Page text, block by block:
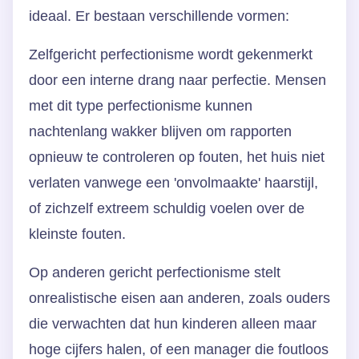
ideaal. Er bestaan verschillende vormen:
Zelfgericht perfectionisme wordt gekenmerkt
door een interne drang naar perfectie. Mensen
met dit type perfectionisme kunnen
nachtenlang wakker blijven om rapporten
opnieuw te controleren op fouten, het huis niet
verlaten vanwege een 'onvolmaakte' haarstijl,
of zichzelf extreem schuldig voelen over de
kleinste fouten.
Op anderen gericht perfectionisme stelt
onrealistische eisen aan anderen, zoals ouders
die verwachten dat hun kinderen alleen maar
hoge cijfers halen, of een manager die foutloos